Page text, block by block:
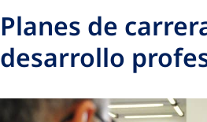
Planes de
desarrollo